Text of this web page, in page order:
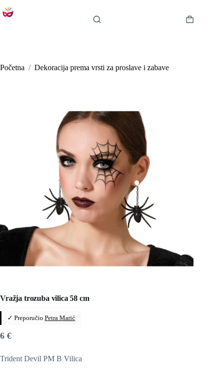
na
Košarica
Početna / Dekoracija prema vrsti za proslave i zabave
Vražja trozuba vilica 58 cm
✓ Preporučio Petra Marić
6 €
Trident Devil PM B Vilica